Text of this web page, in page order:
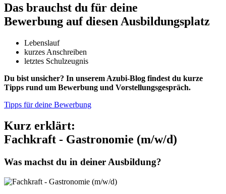
Das brauchst du für deine
Bewerbung auf diesen Ausbildungsplatz
Lebenslauf
kurzes Anschreiben
letztes Schulzeugnis
Du bist unsicher? In unserem Azubi-Blog findest du kurze
Tipps rund um Bewerbung und Vorstellungsgespräch.
Tipps für deine Bewerbung
Kurz erklärt:
Fachkraft - Gastronomie (m/w/d)
Was machst du in deiner Ausbildung?